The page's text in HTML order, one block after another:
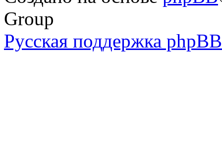
Group
Русская поддержка phpBB